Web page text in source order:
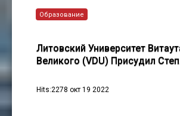
Литовский Университет
Великого (VDU) Присудил
Hits:2278 окт 19 2022
Образование